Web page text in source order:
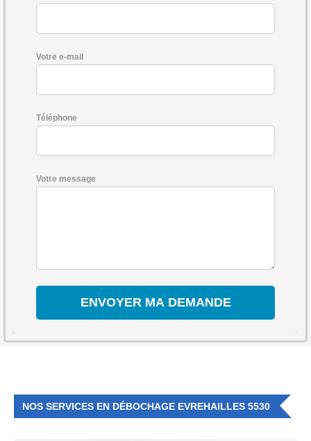
Votre e-mail
Téléphone
Votre message
NOS SERVICES EN DÉBOCHAGE EVREHAILLES 5530